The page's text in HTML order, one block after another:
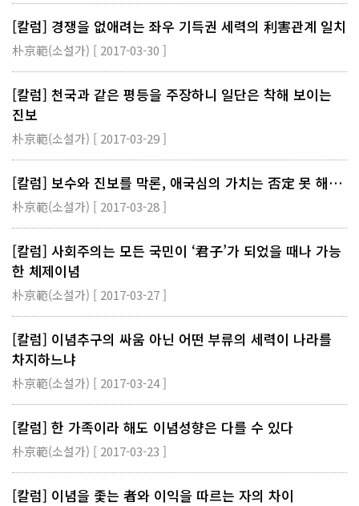
[칼럼] 경쟁을 없애려는 좌우 기득권 세력의 利害관계 일치
朴京範(소설가) [ 2017-03-30 ]
[칼럼] 천국과 같은 평등을 주장하니 일단은 착해 보이는
진보
朴京範(소설가) [ 2017-03-29 ]
[칼럼] 보수와 진보를 막론, 애국심의 가치는 否定 못 해…
朴京範(소설가) [ 2017-03-28 ]
[칼럼] 사회주의는 모든 국민이 ‘君子’가 되었을 때나 가능
한 체제이념
朴京範(소설가) [ 2017-03-27 ]
[칼럼] 이념추구의 싸움 아닌 어떤 부류의 세력이 나라를
차지하느냐
朴京範(소설가) [ 2017-03-24 ]
[칼럼] 한 가족이라 해도 이념성향은 다를 수 있다
朴京範(소설가) [ 2017-03-23 ]
[칼럼] 이념을 좇는 者와 이익을 따르는 자의 차이